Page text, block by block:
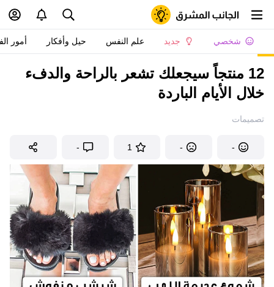
شخصي جديد علم النفس حيل وأفكار أمور
12 منتجاً سيجعلك تشعر بالراحة والدفء
خلال الأيام الباردة
تصميمات
-
-
1
-